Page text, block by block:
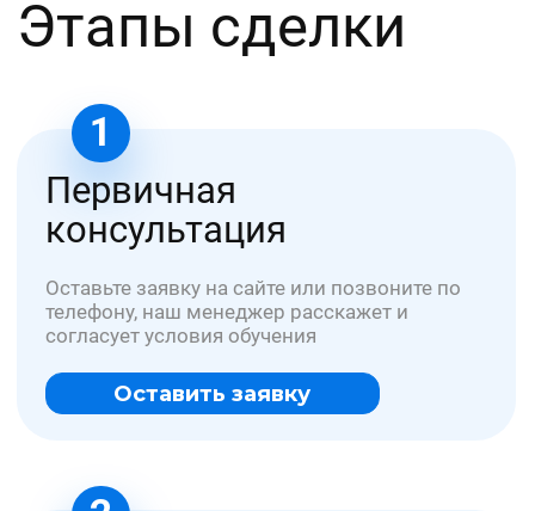
В подборке медиа можно прочитать:
как стать специалистов в медицине и
обучение надо пройти для этого;
обновленные нормативы и приказы
от медицины до охраны труда
профессиональной деятельности
специалистов